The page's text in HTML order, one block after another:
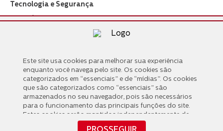
enquanto você navega pelo site. Os cookies são
categorizados em “essenciais” e de “mídias”. Os cookies
que são categorizados como “essenciais” são
armazenados no seu navegador, pois são necessários
para o funcionamento das principais funções do site.
Estes cookies serão mantidos independentemente de
“mídias” compartilhados com terceiros que nos ajudam
PROSSEGUIR
Tecnologia e Segurança
Formas de Pagamento
Este site usa cookies para melhorar sua experiência
enquanto você navega pelo site. Os cookies são
categorizados em “essenciais” e de “mídias”. Os cookies
que são categorizados como “essenciais” são
armazenados no seu navegador, pois são necessários
para o funcionamento das principais funções do site.
Estes cookies serão mantidos independentemente de
seu consentimento. Também usamos cookies de